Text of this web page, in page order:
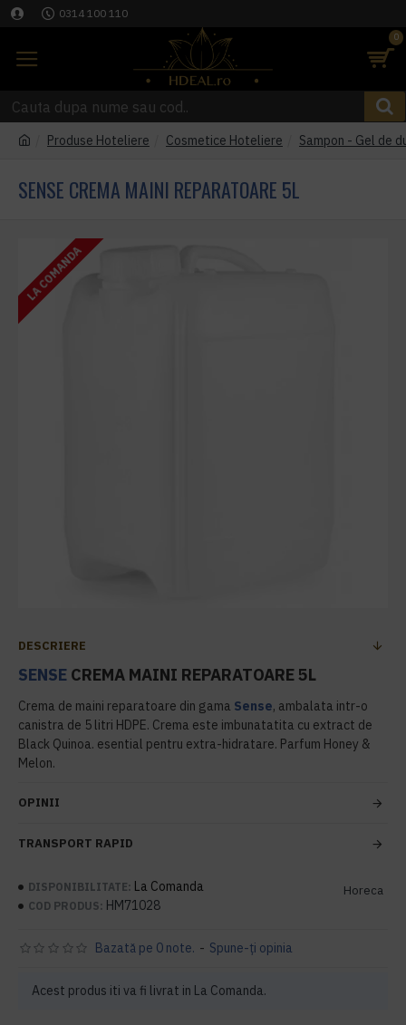
0314 100 110
0
Produse Hoteliere Cosmetice Hoteliere Sampon - Gel de
SENSE CREMA MAINI REPARATOARE 5L
LA COMANDA
DESCRIERE
SENSE CREMA MAINI REPARATOARE 5L
Crema de maini reparatoare din gama Sense, ambalata intr-o
canistra de 5 litri HDPE. Crema este imbunatatita cu extract de
Black Quinoa. esential pentru extra-hidratare. Parfum Honey &
Melon.
OPINII
TRANSPORT RAPID
DISPONIBILITATE: La Comanda
COD PRODUS: HM71028
Horeca
Acest produs iti va fi livrat in La Comanda.
Bazată pe 0 note. - Spune-ţi opinia